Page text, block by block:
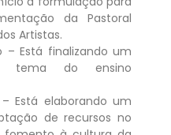
da Pastoral
Artistas.
– Está finalizando um
tema do ensino
Está elaborando um
de recursos no